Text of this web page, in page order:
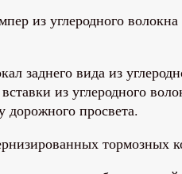
из углеродного
заднего вида из
из углеродного
просвета.
тормозных